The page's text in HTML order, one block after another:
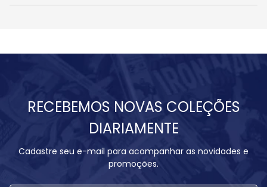
RECEBEMOS NOVAS COLEÇÕES
DIARIAMENTE
Cadastre seu e-mail para acompanhar as novidades e
promoções.